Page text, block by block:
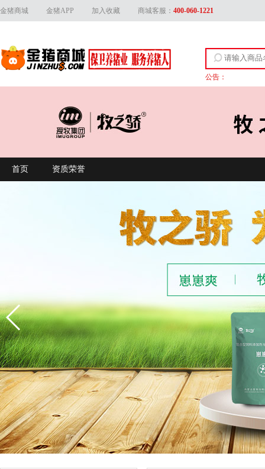
金猪商城 金猪APP 加入收藏 商城客服： 400-060-1221
公告：
首页 资质荣誉